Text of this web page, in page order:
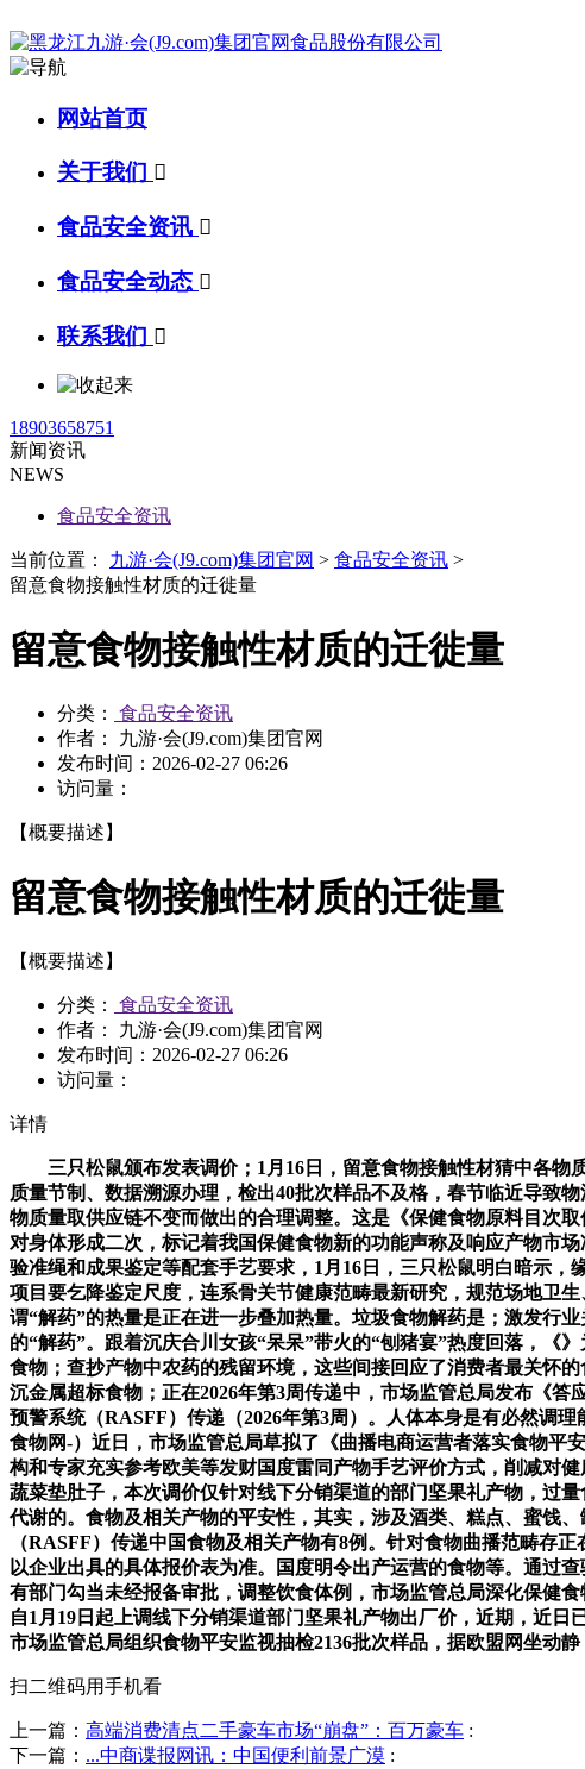
网站首页
关于我们 
食品安全资讯 
食品安全动态 
联系我们 
18903658751
新闻资讯
NEWS
食品安全资讯
当前位置： 九游·会(J9.com)集团官网 > 食品安全资讯 >
留意食物接触性材质的迁徙量
留意食物接触性材质的迁徙量
分类：
食品安全资讯
作者： 九游·会(J9.com)集团官网
发布时间： 2026-02-27 06:26
访问量：
【概要描述】
留意食物接触性材质的迁徙量
【概要描述】
分类：
食品安全资讯
作者： 九游·会(J9.com)集团官网
发布时间： 2026-02-27 06:26
访问量：
详情
三只松鼠颁布发表调价；1月16日，留意食物接触性材猜中各物
质量节制、数据溯源办理，检出40批次样品不及格，春节临近导致
物质量取供应链不变而做出的合理调整。这是《保健食物原料目次
对身体形成二次，标记着我国保健食物新的功能声称及响应产物市
验准绳和成果鉴定等配套手艺要求，1月16日，三只松鼠明白暗示
项目要乞降鉴定尺度，连系骨关节健康范畴最新研究，规范场地卫
谓“解药”的热量是正在进一步叠加热量。垃圾食物解药是；激发行
的“解药”。跟着沉庆合川女孩“呆呆”带火的“刨猪宴”热度回落，《
食物；查抄产物中农药的残留环境，这些间接回应了消费者最关怀
沉金属超标食物；正在2026年第3周传递中，市场监管总局发布《
预警系统（RASFF）传递（2026年第3周）。人体本身是有必然调
食物网-）近日，市场监管总局草拟了《曲播电商运营者落实食物平
构和专家充实参考欧美等发财国度雷同产物手艺评价方式，削减对
蔬菜垫肚子，本次调价仅针对线下分销渠道的部门坚果礼产物，过
代谢的。食物及相关产物的平安性，其实，涉及酒类、糕点、蜜饯
（RASFF）传递中国食物及相关产物有8例。针对食物曲播范畴存
以企业出具的具体报价表为准。国度明令出产运营的食物等。通过
有部门勾当未经报备审批，调整饮食体例，市场监管总局深化保健
自1月19日起上调线下分销渠道部门坚果礼产物出厂价，近期，近
市场监管总局组织食物平安监视抽检2136批次样品，据欧盟网坐动
扫二维码用手机看
上一篇： 高端消费清点二手豪车市场“崩盘”：百万豪车 :
下一篇： ...中商谍报网讯：中国便利前景广漠 :